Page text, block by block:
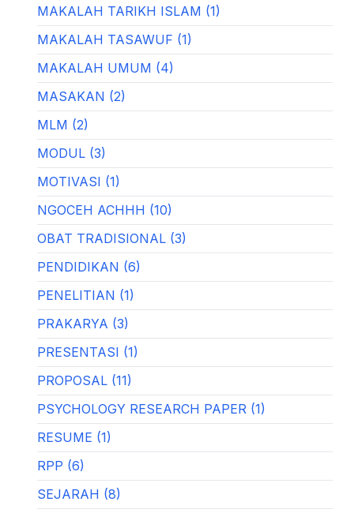
MAKALAH TARIKH ISLAM (1)
MAKALAH TASAWUF (1)
MAKALAH UMUM (4)
MASAKAN (2)
MLM (2)
MODUL (3)
MOTIVASI (1)
NGOCEH ACHHH (10)
OBAT TRADISIONAL (3)
PENDIDIKAN (6)
PENELITIAN (1)
PRAKARYA (3)
PRESENTASI (1)
PROPOSAL (11)
PSYCHOLOGY RESEARCH PAPER (1)
RESUME (1)
RPP (6)
SEJARAH (8)